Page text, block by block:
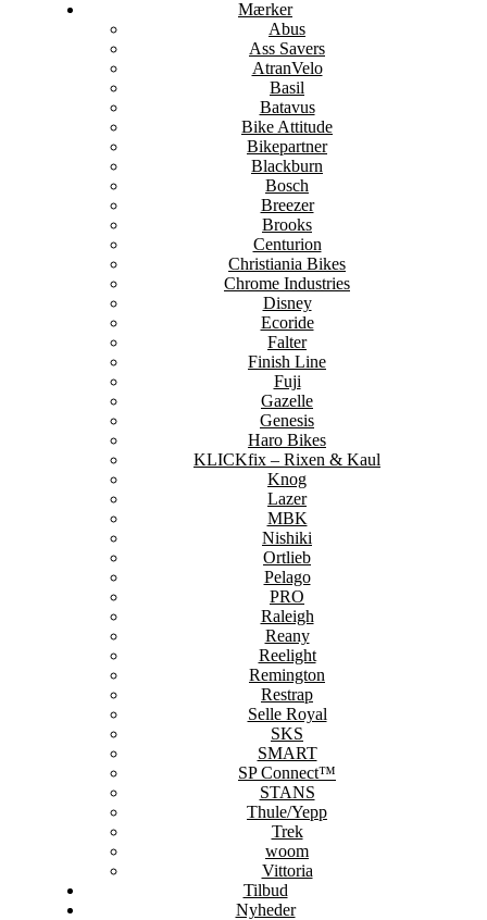
Mærker
Abus
Ass Savers
AtranVelo
Basil
Batavus
Bike Attitude
Bikepartner
Blackburn
Bosch
Breezer
Brooks
Centurion
Christiania Bikes
Chrome Industries
Disney
Ecoride
Falter
Finish Line
Fuji
Gazelle
Genesis
Haro Bikes
KLICKfix – Rixen & Kaul
Knog
Lazer
MBK
Nishiki
Ortlieb
Pelago
PRO
Raleigh
Reany
Reelight
Remington
Restrap
Selle Royal
SKS
SMART
SP Connect™
STANS
Thule/Yepp
Trek
woom
Vittoria
Tilbud
Nyheder